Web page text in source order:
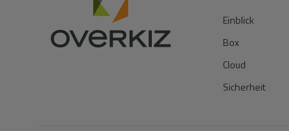
Einblick
Box
Cloud
Sicherheit